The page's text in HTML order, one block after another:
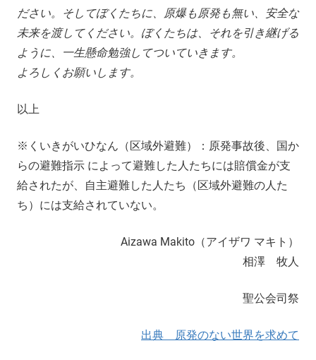
ださい。そしてぼくたちに、原爆も原発も無い、安全な
未来を渡してください。ぼくたちは、それを引き継げる
ように、一生懸命勉強してついていきます。
よろしくお願いします。
以上
※くいきがいひなん（区域外避難）：原発事故後、国か
らの避難指示 によって避難した人たちには賠償金が支
給されたが、自主避難した人たち（区域外避難の人た
ち）には支給されていない。
Aizawa Makito（アイザワ マキト）
相澤 牧人
聖公会司祭
出典 原発のない世界を求めて